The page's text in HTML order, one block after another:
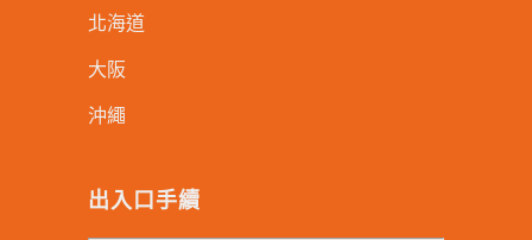
北海道
大阪
沖繩
出入口手續